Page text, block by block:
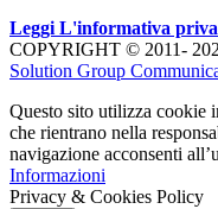
Leggi L'informativa
COPYRIGHT © 2011-
Solution Group
Questo sito utilizza cookie
che rientrano nella
navigazione acconsenti
Informazioni
Privacy & Cookies Policy